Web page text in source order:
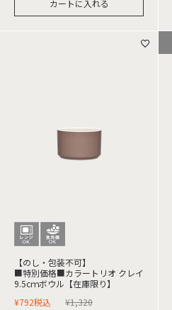
カートに入れる
【のし・包装不可】
■特別価格■カラートリオ クレイ
9.5cｍボウル【在庫限り】
¥1,320
¥792税込